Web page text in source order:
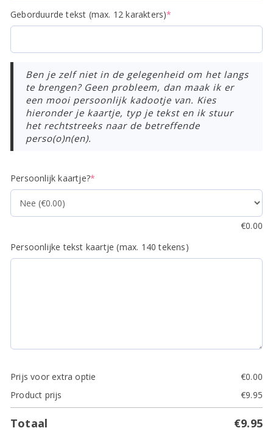
Geborduurde tekst (max. 12 karakters)*
Ben je zelf niet in de gelegenheid om het langs
te brengen? Geen probleem, dan maak ik er
een mooi persoonlijk kadootje van. Kies
hieronder je kaartje, typ je tekst en ik stuur
het rechtstreeks naar de betreffende
perso(o)n(en).
Persoonlijk kaartje?*
€0.00
Persoonlijke tekst kaartje (max. 140 tekens)
Prijs voor extra optie €0.00
Product prijs
€9.95
Totaal €9.95